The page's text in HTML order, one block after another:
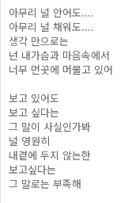
아무리 널 안어도....
아무리 널 채워도....
생각 만으로는
넌 내가슴과 마음속에서
너무 먼곳에 머물고 있어
보고 있어도
보고 싶다는
그 말이 사실인가봐
널 영원히
내곁에 두지 않는한
보고싶다는
그 말로는 부족해